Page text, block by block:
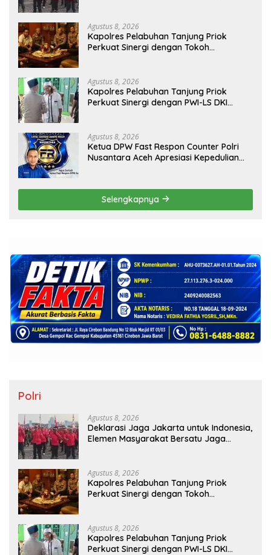
Agustus 8, 2026
Kapolres Pelabuhan Tanjung Priok
Perkuat Sinergi dengan Tokoh
Agustus 8, 2026
Kapolres Pelabuhan Tanjung Priok
Perkuat Sinergi dengan PWI-LS DKI
Agustus 8, 2026
Ketua DPW Fast Respon Counter Polri
Nusantara Aceh Apresiasi Kepedulian
Selengkapnya
Polri
Agustus 8, 2026
Deklarasi Jaga Jakarta untuk Indonesia,
Elemen Masyarakat Bersatu Jaga
Agustus 8, 2026
Kapolres Pelabuhan Tanjung Priok
Perkuat Sinergi dengan Tokoh
Agustus 8, 2026
Kapolres Pelabuhan Tanjung Priok
Perkuat Sinergi dengan PWI-LS DKI